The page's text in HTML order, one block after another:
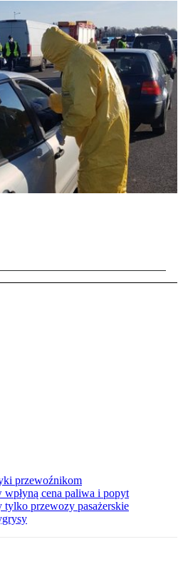
przewoźnikom
cena paliwa i popyt
tylko przewozy pasażerskie